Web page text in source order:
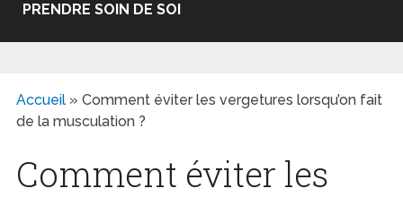
PRENDRE SOIN DE SOI
Accueil» Comment éviter les vergetures lorsqu’on fait
de la musculation ?
Comment éviter les